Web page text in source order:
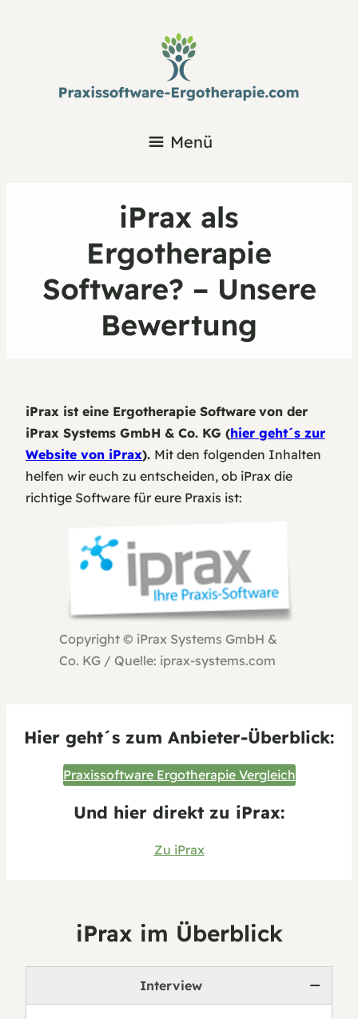
Menü
iPrax als
Ergotherapie
Software? – Unsere
Bewertung
iPrax ist eine Ergotherapie Software von der
iPrax Systems GmbH & Co. KG (hier geht´s zur
Website von iPrax). Mit den folgenden Inhalten
helfen wir euch zu entscheiden, ob iPrax die
richtige Software für eure Praxis ist:
Copyright © iPrax Systems GmbH &
Co. KG / Quelle: iprax-systems.com
Hier geht´s zum Anbieter-Überblick:
Praxissoftware Ergotherapie Vergleich
Und hier direkt zu iPrax:
Zu iPrax
iPrax im Überblick
Interview